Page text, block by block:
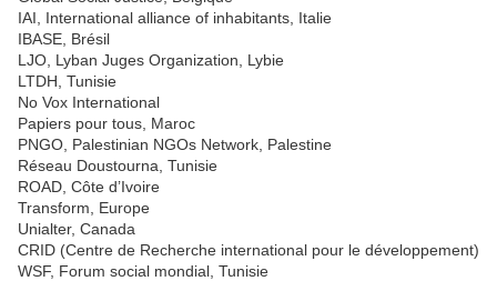
IAI, International alliance of inhabitants, Italie
IBASE, Brésil
LJO, Lyban Juges Organization, Lybie
LTDH, Tunisie
No Vox International
Papiers pour tous, Maroc
PNGO, Palestinian NGOs Network, Palestine
Réseau Doustourna, Tunisie
ROAD, Côte d’Ivoire
Transform, Europe
Unialter, Canada
CRID (Centre de Recherche international pour le développement)
WSF, Forum social mondial, Tunisie